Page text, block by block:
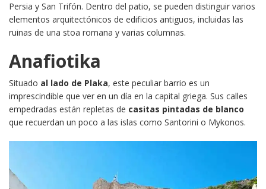
Persia y San Trifón. ​​Dentro del patio, se pueden distinguir varios
elementos arquitectónicos de edificios antiguos, incluidas las
ruinas de una stoa romana y varias columnas.​​
Anafiotika
Situado al lado de Plaka, este peculiar barrio es un
imprescindible que ver en un día en la capital griega. Sus calles
empedradas están repletas de casitas pintadas de blanco
que recuerdan un poco a las islas como Santorini o Mykonos.